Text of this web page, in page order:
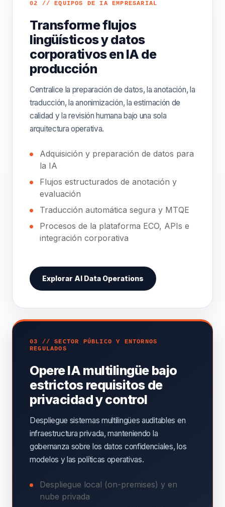
02 // EQUIPOS DE IA EMPRESARIAL
Transforme flujos
lingüísticos y datos
corporativos en IA de
producción
Centralice la preparación de datos, la anotación, la
traducción, la anonimización, la estimación de
calidad y la revisión humana bajo una sola
arquitectura operativa.
Adquisición y preparación de datos para
la IA
Flujos estructurados de anotación y
evaluación
Traducción automática segura y MTQE
Procesos de la plataforma ECO, APIs e
integración corporativa
Explorar AI Data Operations
03 // SECTOR PÚBLICO Y ENTORNOS
REGULADOS
Opere IA multilingüe bajo
estrictos requisitos de
privacidad y control
Despliegue sistemas multilingües auditables en
infraestructura privada, manteniendo la
gobernanza sobre los datos confidenciales, los
modelos y las políticas operativas.
Despliegue local (on-premises) y en
nube privada